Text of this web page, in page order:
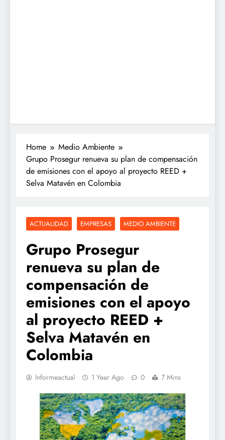
Home
Medio Ambiente
Grupo Prosegur renueva su plan de compensación
de emisiones con el apoyo al proyecto REED +
Selva Matavén en Colombia
ACTUALIDAD EMPRESAS MEDIO AMBIENTE
Grupo Prosegur
renueva su plan de
compensación de
emisiones con el apoyo
al proyecto REED +
Selva Matavén en
Colombia
Informeactual 1 Year Ago 0 7 Mins